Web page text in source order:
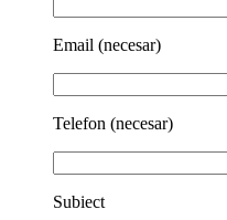
Email (necesar)
Telefon (necesar)
Subiect